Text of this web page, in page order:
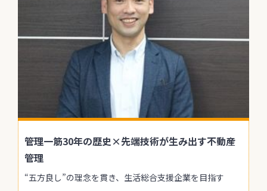
管理一筋30年の歴史×先端技術が生み出す不動産
管理
“五方良し”の理念を貫き、生活総合支援企業を目指す